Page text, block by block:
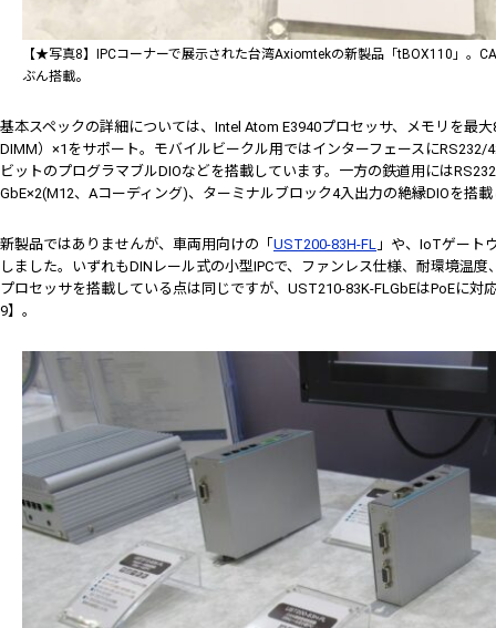
【★写真8】IPCコーナーで展示された台湾Axiomtekの新製品「tBOX110」。
ぶん搭載。
基本スペックの詳細については、Intel Atom E3940プロセッサ、メモリを最
DIMM）×1をサポート。モバイルビークル用ではインターフェースにRS232/
ビットのプログラマブルDIOなどを搭載しています。一方の鉄道用には
GbE×2(M12、Aコーディング)、ターミナルブロック4入出力の絶縁DIOを搭
新製品ではありませんが、車両用向けの「UST200-83H-FL 」や、IoTゲート
しました。いずれもDINレール式の小型IPCで、ファンレス仕様、耐環境温度
プロセッサを搭載している点は同じですが、UST210-83K-FLGbEはPoEに
9】。